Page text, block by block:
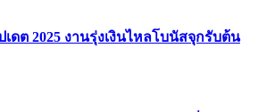
ดต 2025 งานรุ่งเงินไหลโบนัสจุกรับต้น